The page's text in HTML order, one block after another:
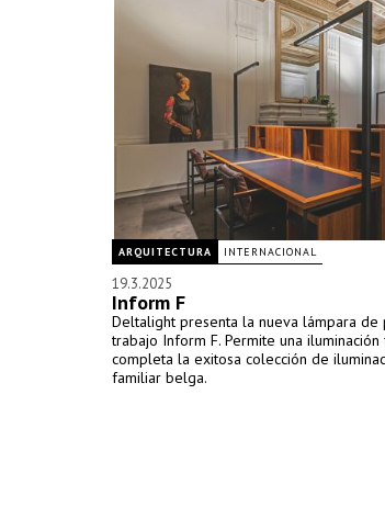
ARQUITECTURA INTERNACIONAL
19.3.2025
Inform F
Deltalight presenta la nueva lámpara
trabajo Inform F. Permite una
completa la exitosa colección de
familiar belga.